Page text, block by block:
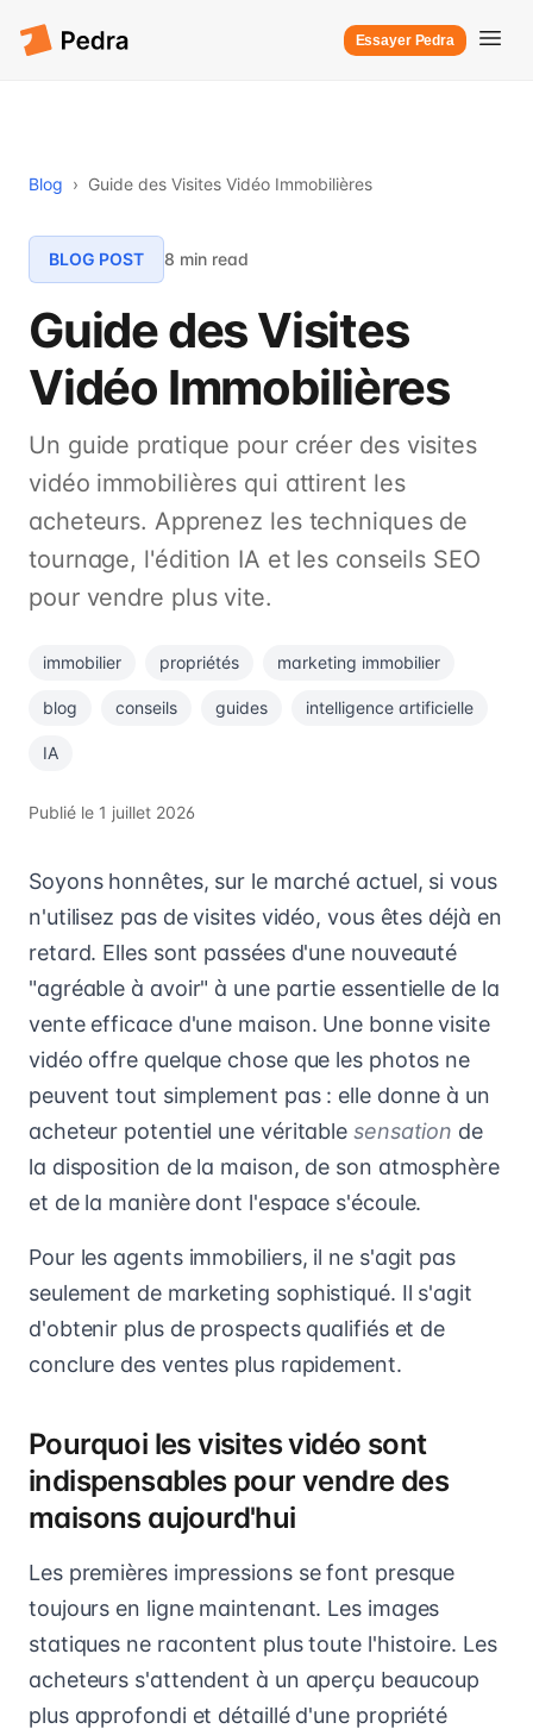
Essayer Pedra
Blog › Guide des Visites Vidéo Immobilières
BLOG POST 8 min read
Guide des Visites
Vidéo Immobilières
Un guide pratique pour créer des visites
vidéo immobilières qui attirent les
acheteurs. Apprenez les techniques de
tournage, l'édition IA et les conseils SEO
pour vendre plus vite.
immobilier propriétés marketing immobilier
blog conseils guides intelligence artificielle
IA
Publié le 1 juillet 2026
Soyons honnêtes, sur le marché actuel, si vous
n'utilisez pas de visites vidéo, vous êtes déjà en
retard. Elles sont passées d'une nouveauté
"agréable à avoir" à une partie essentielle de la
vente efficace d'une maison. Une bonne visite
vidéo offre quelque chose que les photos ne
peuvent tout simplement pas : elle donne à un
acheteur potentiel une véritablesensation de
la disposition de la maison, de son atmosphère
et de la manière dont l'espace s'écoule.
Pour les agents immobiliers, il ne s'agit pas
seulement de marketing sophistiqué. Il s'agit
d'obtenir plus de prospects qualifiés et de
conclure des ventes plus rapidement.
Pourquoi les visites vidéo sont
indispensables pour vendre des
maisons aujourd'hui
Les premières impressions se font presque
toujours en ligne maintenant. Les images
statiques ne racontent plus toute l'histoire. Les
acheteurs s'attendent à un aperçu beaucoup
plus approfondi et détaillé d'une propriété